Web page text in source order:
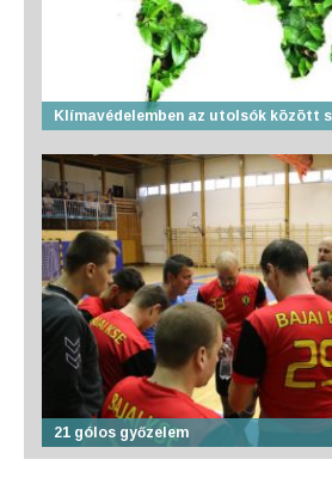
Klímavédelemben az utolsók között
21 gólos győzelem